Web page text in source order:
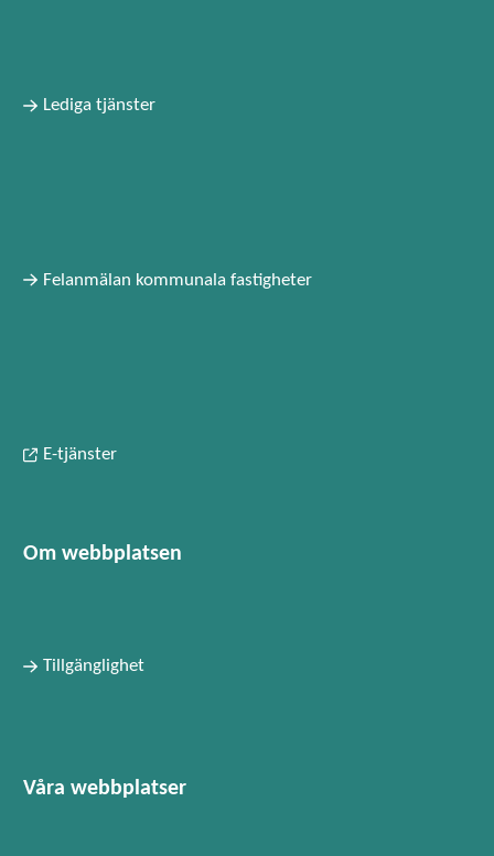
Lediga tjänster
Felanmälan kommunala fastigheter
E-tjänster
Om webbplatsen
Tillgänglighet
Våra webbplatser